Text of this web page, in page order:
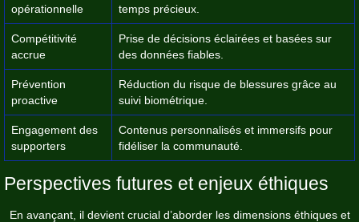
opérationnelle
temps précieux.
Compétitivité
accrue
Prise de décisions éclairées et basées sur
des données fiables.
Prévention
proactive
Réduction du risque de blessures grâce au
suivi biométrique.
Engagement des
supporters
Contenus personnalisés et immersifs pour
fidéliser la communauté.
Perspectives futures et enjeux éthiques
En avançant, il devient crucial d’aborder les dimensions éthiques et